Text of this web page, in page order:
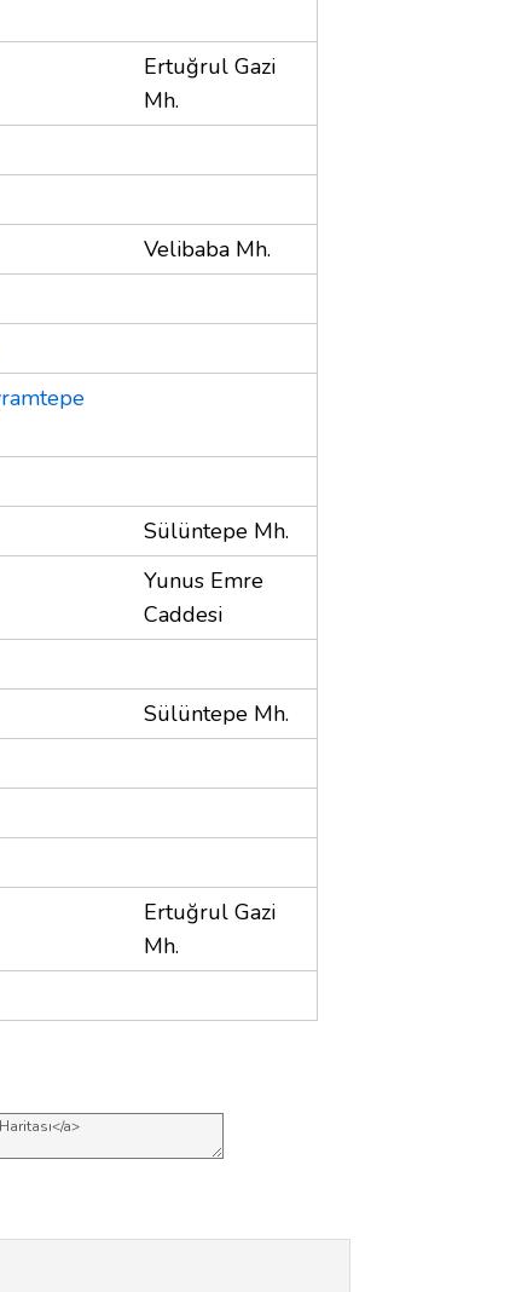
Ertuğrul Gazi
Mh.
Velibaba Mh.
Sülüntepe Mh.
Yunus Emre
Caddesi
Sülüntepe Mh.
Ertuğrul Gazi
Mh.